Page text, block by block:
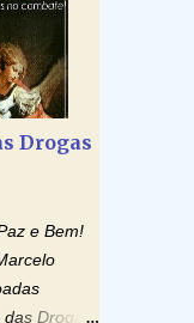
Ó
dos
Santo,
todas as
Por
Creio
seu único
pelo
da Virgem
Drogas
e Bem!
Drogas